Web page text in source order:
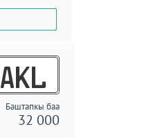
AKL
Баштапкы баа
32 000